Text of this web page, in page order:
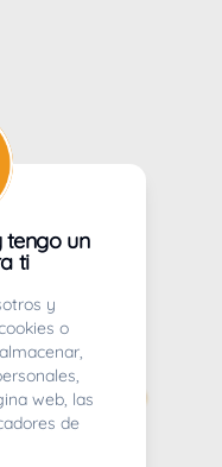
tengo un
ti
y
o
web, las
de